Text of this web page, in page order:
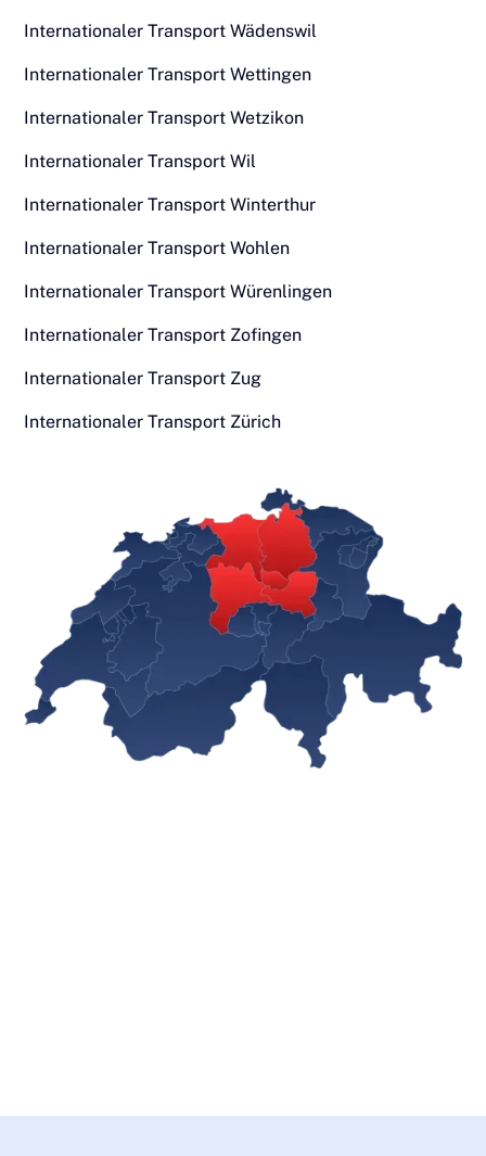
Internationaler Transport Wädenswil
Internationaler Transport Wettingen
Internationaler Transport Wetzikon
Internationaler Transport Wil
Internationaler Transport Winterthur
Internationaler Transport Wohlen
Internationaler Transport Würenlingen
Internationaler Transport Zofingen
Internationaler Transport Zug
Internationaler Transport Zürich